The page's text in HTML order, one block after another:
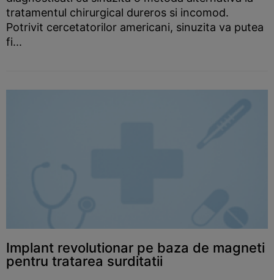
tratamentul chirurgical dureros si incomod.
Potrivit cercetatorilor americani, sinuzita va putea
fi...
Implant revolutionar pe baza de magneti
pentru tratarea surditatii